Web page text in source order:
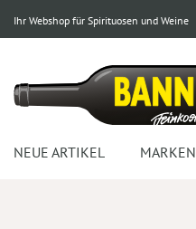
Ihr Webshop für Spirituosen und Weine
NEUE ARTIKEL MARKEN